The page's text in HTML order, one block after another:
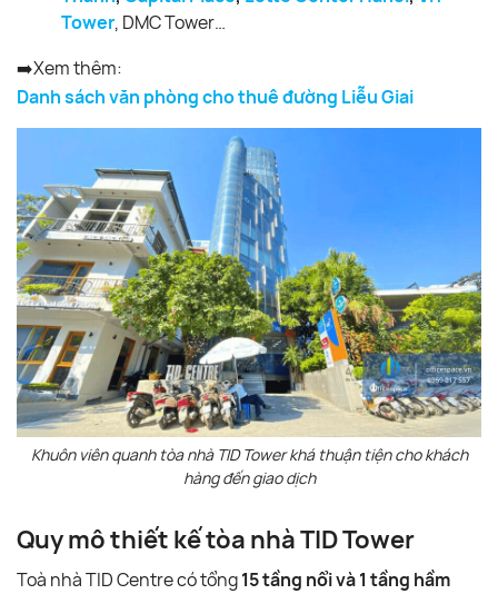
Tower, DMC Tower…
➡️Xem thêm:
Danh sách văn phòng cho thuê đường Liễu Giai
Khuôn viên quanh tòa nhà TID Tower khá thuận tiện cho khách
hàng đến giao dịch
Quy mô thiết kế tòa nhà TID Tower
Toà nhà TID Centre có tổng15 tầng nổi và 1 tầng hầm